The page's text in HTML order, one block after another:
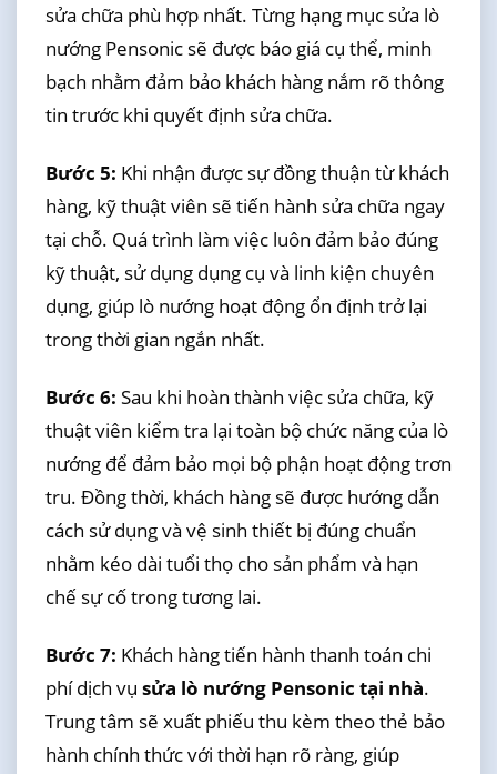
sửa chữa phù hợp nhất. Từng hạng mục sửa lò
nướng Pensonic sẽ được báo giá cụ thể, minh
bạch nhằm đảm bảo khách hàng nắm rõ thông
tin trước khi quyết định sửa chữa.
Bước 5: Khi nhận được sự đồng thuận từ khách
hàng, kỹ thuật viên sẽ tiến hành sửa chữa ngay
tại chỗ. Quá trình làm việc luôn đảm bảo đúng
kỹ thuật, sử dụng dụng cụ và linh kiện chuyên
dụng, giúp lò nướng hoạt động ổn định trở lại
trong thời gian ngắn nhất.
Bước 6: Sau khi hoàn thành việc sửa chữa, kỹ
thuật viên kiểm tra lại toàn bộ chức năng của lò
nướng để đảm bảo mọi bộ phận hoạt động trơn
tru. Đồng thời, khách hàng sẽ được hướng dẫn
cách sử dụng và vệ sinh thiết bị đúng chuẩn
nhằm kéo dài tuổi thọ cho sản phẩm và hạn
chế sự cố trong tương lai.
Bước 7: Khách hàng tiến hành thanh toán chi
phí dịch vụ sửa lò nướng Pensonic tại nhà.
Trung tâm sẽ xuất phiếu thu kèm theo thẻ bảo
hành chính thức với thời hạn rõ ràng, giúp